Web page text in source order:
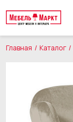
Главная Каталог